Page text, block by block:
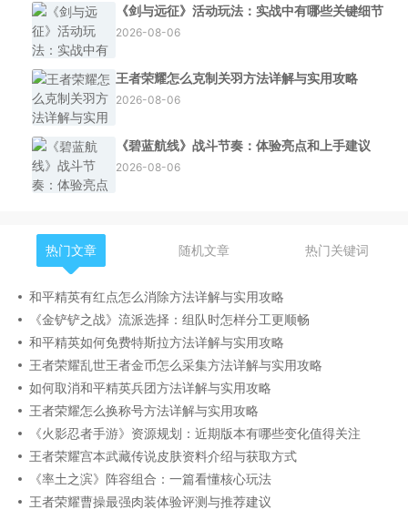
《剑与远征》活动玩法：实战中有哪些关键细节
2026-08-06
王者荣耀怎么克制关羽方法详解与实用攻略
2026-08-06
《碧蓝航线》战斗节奏：体验亮点和上手建议
2026-08-06
热门文章 随机文章 热门关键词
和平精英有红点怎么消除方法详解与实用攻略
《金铲铲之战》流派选择：组队时怎样分工更顺畅
和平精英如何免费特斯拉方法详解与实用攻略
王者荣耀乱世王者金币怎么采集方法详解与实用攻略
如何取消和平精英兵团方法详解与实用攻略
王者荣耀怎么换称号方法详解与实用攻略
《火影忍者手游》资源规划：近期版本有哪些变化值得关注
王者荣耀宫本武藏传说皮肤资料介绍与获取方式
《率土之滨》阵容组合：一篇看懂核心玩法
王者荣耀曹操最强肉装体验评测与推荐建议